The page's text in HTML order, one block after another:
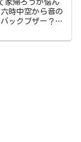
家帰ろうか悩ん
時中空から音の
ックブザー？音